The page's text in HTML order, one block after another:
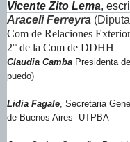
Vicente Zito Lema,
Araceli Ferreyra
Com de Relaciones
2° de la Com de DDHH
Claudia Camba Presidenta
puedo)
Lidia Fagale , Secretaria
de Buenos Aires- UTPBA